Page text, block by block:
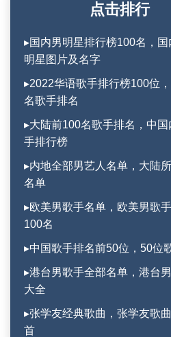
点击排行
▸国内男明星排行榜100名，国
明星图片及名字
▸2022华语歌手排行榜100位
名歌手排名
▸大陆前100名歌手排名，中国
手排行榜
▸内地全部男艺人名单，大陆
名单
▸欧美男歌手名单，欧美男歌
100名
▸中国歌手排名前50位，50位
▸港台男歌手全部名单，港台
大全
▸张学友经典歌曲，张学友歌
首